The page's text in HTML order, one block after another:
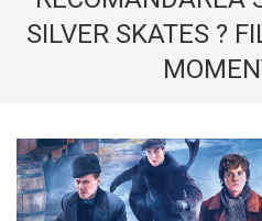
SILVER SKATES ?